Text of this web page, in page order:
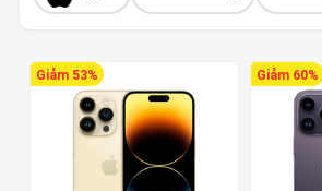
Giảm 53% Giảm 60%